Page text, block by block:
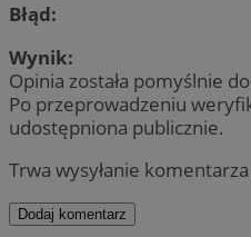
Błąd:
Wynik:
Opinia została pomyślnie
Po przeprowadzeniu
udostępniona publicznie.
Trwa wysyłanie
Dodaj komentarz